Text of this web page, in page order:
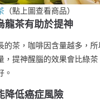
（點上圖查看商品）
龍茶有助於提神
的茶，咖啡因含量越多，
，提神醒腦的效果會比綠
。
降低癌症風險